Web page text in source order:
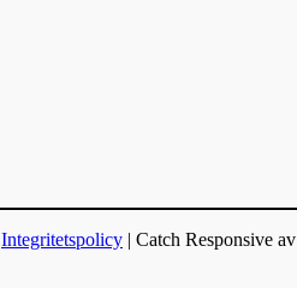
Integritetspolicy | Catch Responsive av